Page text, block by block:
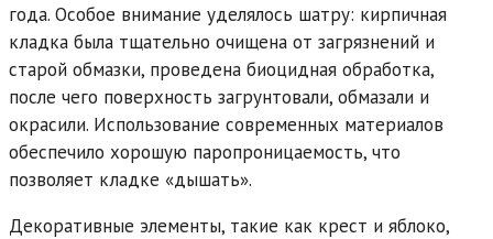
года. Особое внимание уделялось шатру: кирпичная
кладка была тщательно очищена от загрязнений и
старой обмазки, проведена биоцидная обработка,
после чего поверхность загрунтовали, обмазали и
окрасили. Использование современных материалов
обеспечило хорошую паропроницаемость, что
позволяет кладке «дышать».
Декоративные элементы, такие как крест и яблоко,